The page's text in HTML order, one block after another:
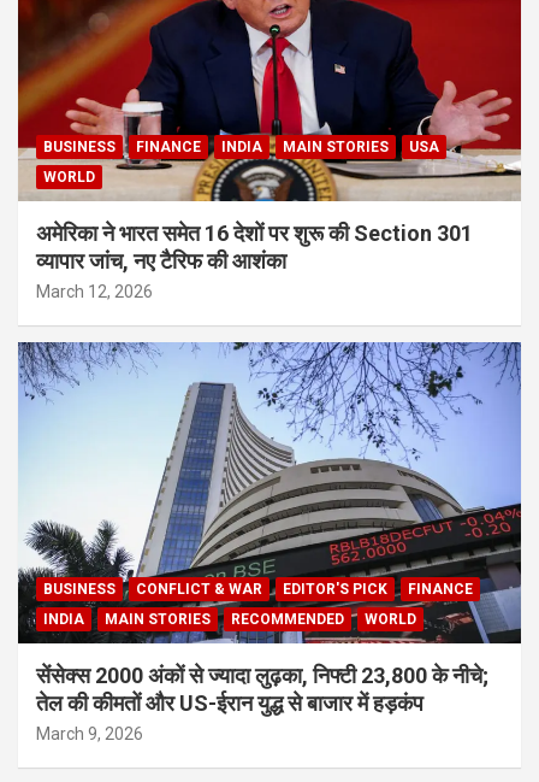
BUSINESS FINANCE INDIA MAIN STORIES
USA
WORLD
अमेरिका ने भारत समेत 16 देशों पर शुरू की Section 301
व्यापार जांच, नए टैरिफ की आशंका
March 12, 2026
BUSINESS CONFLICT & WAR EDITOR'S PICK
FINANCE
INDIA
MAIN STORIES RECOMMENDED WORLD
सेंसेक्स 2000 अंकों से ज्यादा लुढ़का, निफ्टी 23,800 के नीचे;
तेल की कीमतों और US-ईरान युद्ध से बाजार में हड़कंप
March 9, 2026